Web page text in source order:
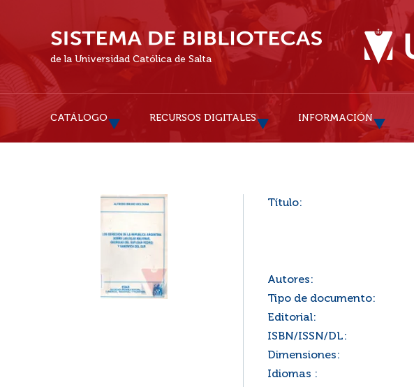
de la Universidad Católica de Salta
CATÁLOGO RECURSOS DIGITALES INFORMACIÓN
Título:
Autores:
Tipo de documento:
Editorial:
ISBN/ISSN/DL:
Dimensiones:
Idiomas :